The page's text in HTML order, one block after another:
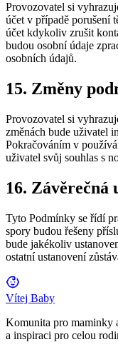
Provozovatel si
účet v případě porušení
účet kdykoliv zrušit
budou osobní údaje
osobních údajů.
15. Změny
Provozovatel si
změnách bude uživatel
Pokračováním v
uživatel svůj souhlas s
16. Závěrečná
Tyto Podmínky se řídí
spory budou řešeny
bude jakékoliv
ostatní ustanovení
Vítej Baby
Komunita pro maminky
a inspiraci pro celou